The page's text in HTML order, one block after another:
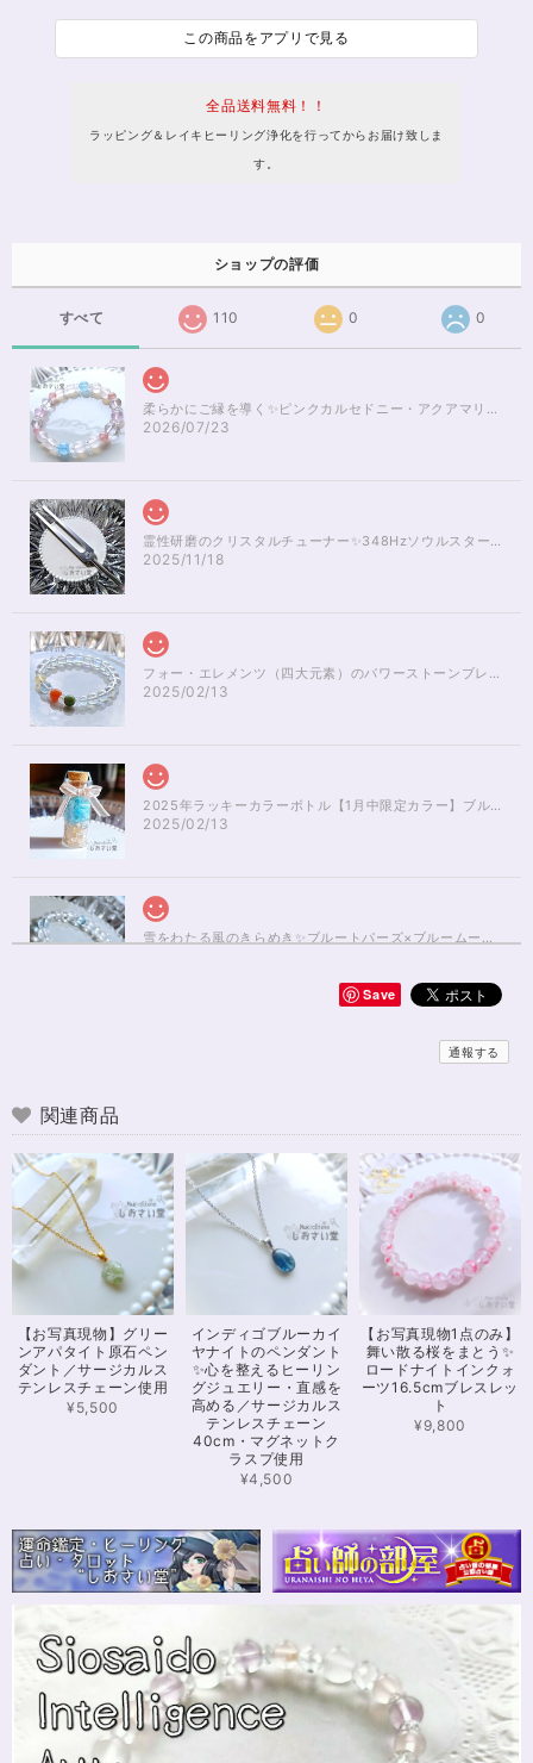
この商品をアプリで見る
全品送料無料！！
ラッピング＆レイキヒーリング浄化を行ってからお届け致しま
す。
ショップの評価
すべて 110 0 0
2026/07/23
2025/11/18
2025/02/13
2025/02/13
ョンが上がりました！ ラッピングも可愛く、梱包もすごく丁寧で袋を開け
るのが 勿体無いくらいでした！ おまけで付いてきたさざれも可愛くて綺麗
うございました！ また機会があったら利用したいと思います。 この度は本
当にありがとうございました！
※16.5cmオーダー 努力を成功に導く✨ガーネット入りブレスレット15cm
2024/12/18
可愛いお品をありがとうございます。陽に当たるとキラキラして、とても可
愛いです！とくにシトリンの色味がとても気に入りました。まだ、気になる
ブレスレットがたくさんあったので、また購入させていただきたいと思いま
す。また親切で迅速、丁寧な対応をしてくださりありがとうございました。
さざれながら、カイヤナイトのブルーバンドやジラソールアイが見える石も
ありました きれいな石をありがとうございます⭐︎
シンデレラのパワーストーンブレスレット「夢は希むもの」✨ブルーカルセドニー16cm
ステンレス→水晶変更
2024/10/24
本日無事に、到着しました！ ワクワクしながら開封しました(*^^*) とって
もキレイな色合いで、手に取るとほんのり温かく感じ元気になる気がしま
Save
通報する
関連商品
【お写真現物】グリー
ンアパタイト原石ペン
ダント／サージカルス
テンレスチェーン使用
¥5,500
インディゴブルーカイ
ヤナイトのペンダント
✨心を整えるヒーリン
グジュエリー・直感を
高める／サージカルス
テンレスチェーン
40cm・マグネットク
ラスプ使用
¥4,500
【お写真現物1点のみ】
舞い散る桜をまとう✨
ロードナイトインクォ
ーツ16.5cmブレスレッ
ト
¥9,800